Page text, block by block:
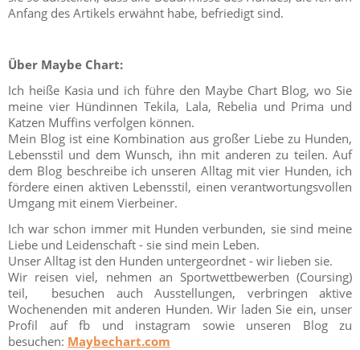
Anfang des Artikels erwähnt habe, befriedigt sind.
Über Maybe Chart:
Ich heiße Kasia und ich führe den Maybe Chart Blog, wo Sie
meine vier Hündinnen Tekila, Lala, Rebelia und Prima und
Katzen Muffins verfolgen können.
Mein Blog ist eine Kombination aus großer Liebe zu Hunden,
Lebensstil und dem Wunsch, ihn mit anderen zu teilen. Auf
dem Blog beschreibe ich unseren Alltag mit vier Hunden, ich
fördere einen aktiven Lebensstil, einen verantwortungsvollen
Umgang mit einem Vierbeiner.
Ich war schon immer mit Hunden verbunden, sie sind meine
Liebe und Leidenschaft - sie sind mein Leben.
Unser Alltag ist den Hunden untergeordnet - wir lieben sie.
Wir reisen viel, nehmen an Sportwettbewerben (Coursing)
teil, besuchen auch Ausstellungen, verbringen aktive
Wochenenden mit anderen Hunden. Wir laden Sie ein, unser
Profil auf fb und instagram sowie unseren Blog zu
besuchen: Maybechart.com